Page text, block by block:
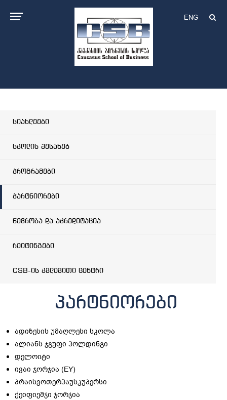
ENG
სიახლეები
სკოლის შესახებ
პროგრამები
პარტნიორები
წევრობა და აკრედიტაცია
რეიტინგები
CSB-ის კვლევითი ცენტრი
პარტნიორები
ადიზესის უმაღლესი სკოლა
ალიანს ჯგუფი ჰოლდინგი
დელოიტი
ივაი ჯორჯია (EY)
პრაისვოთერჰაუსკუპერსი
ქეიფიემჯი ჯორჯია